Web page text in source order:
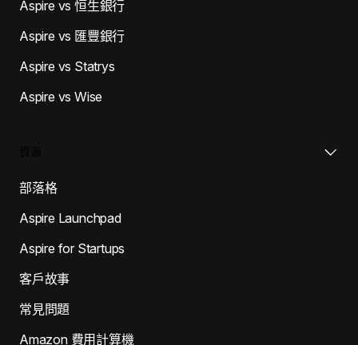
Aspire vs 恒生銀行
Aspire vs 匯豐銀行
Aspire vs Statrys
Aspire vs Wise
部落格
Aspire Launchpad
Aspire for Startups
客戶故事
常見問題
Amazon 費用計算機